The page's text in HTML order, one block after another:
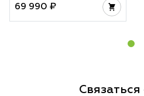
69 990 ₽